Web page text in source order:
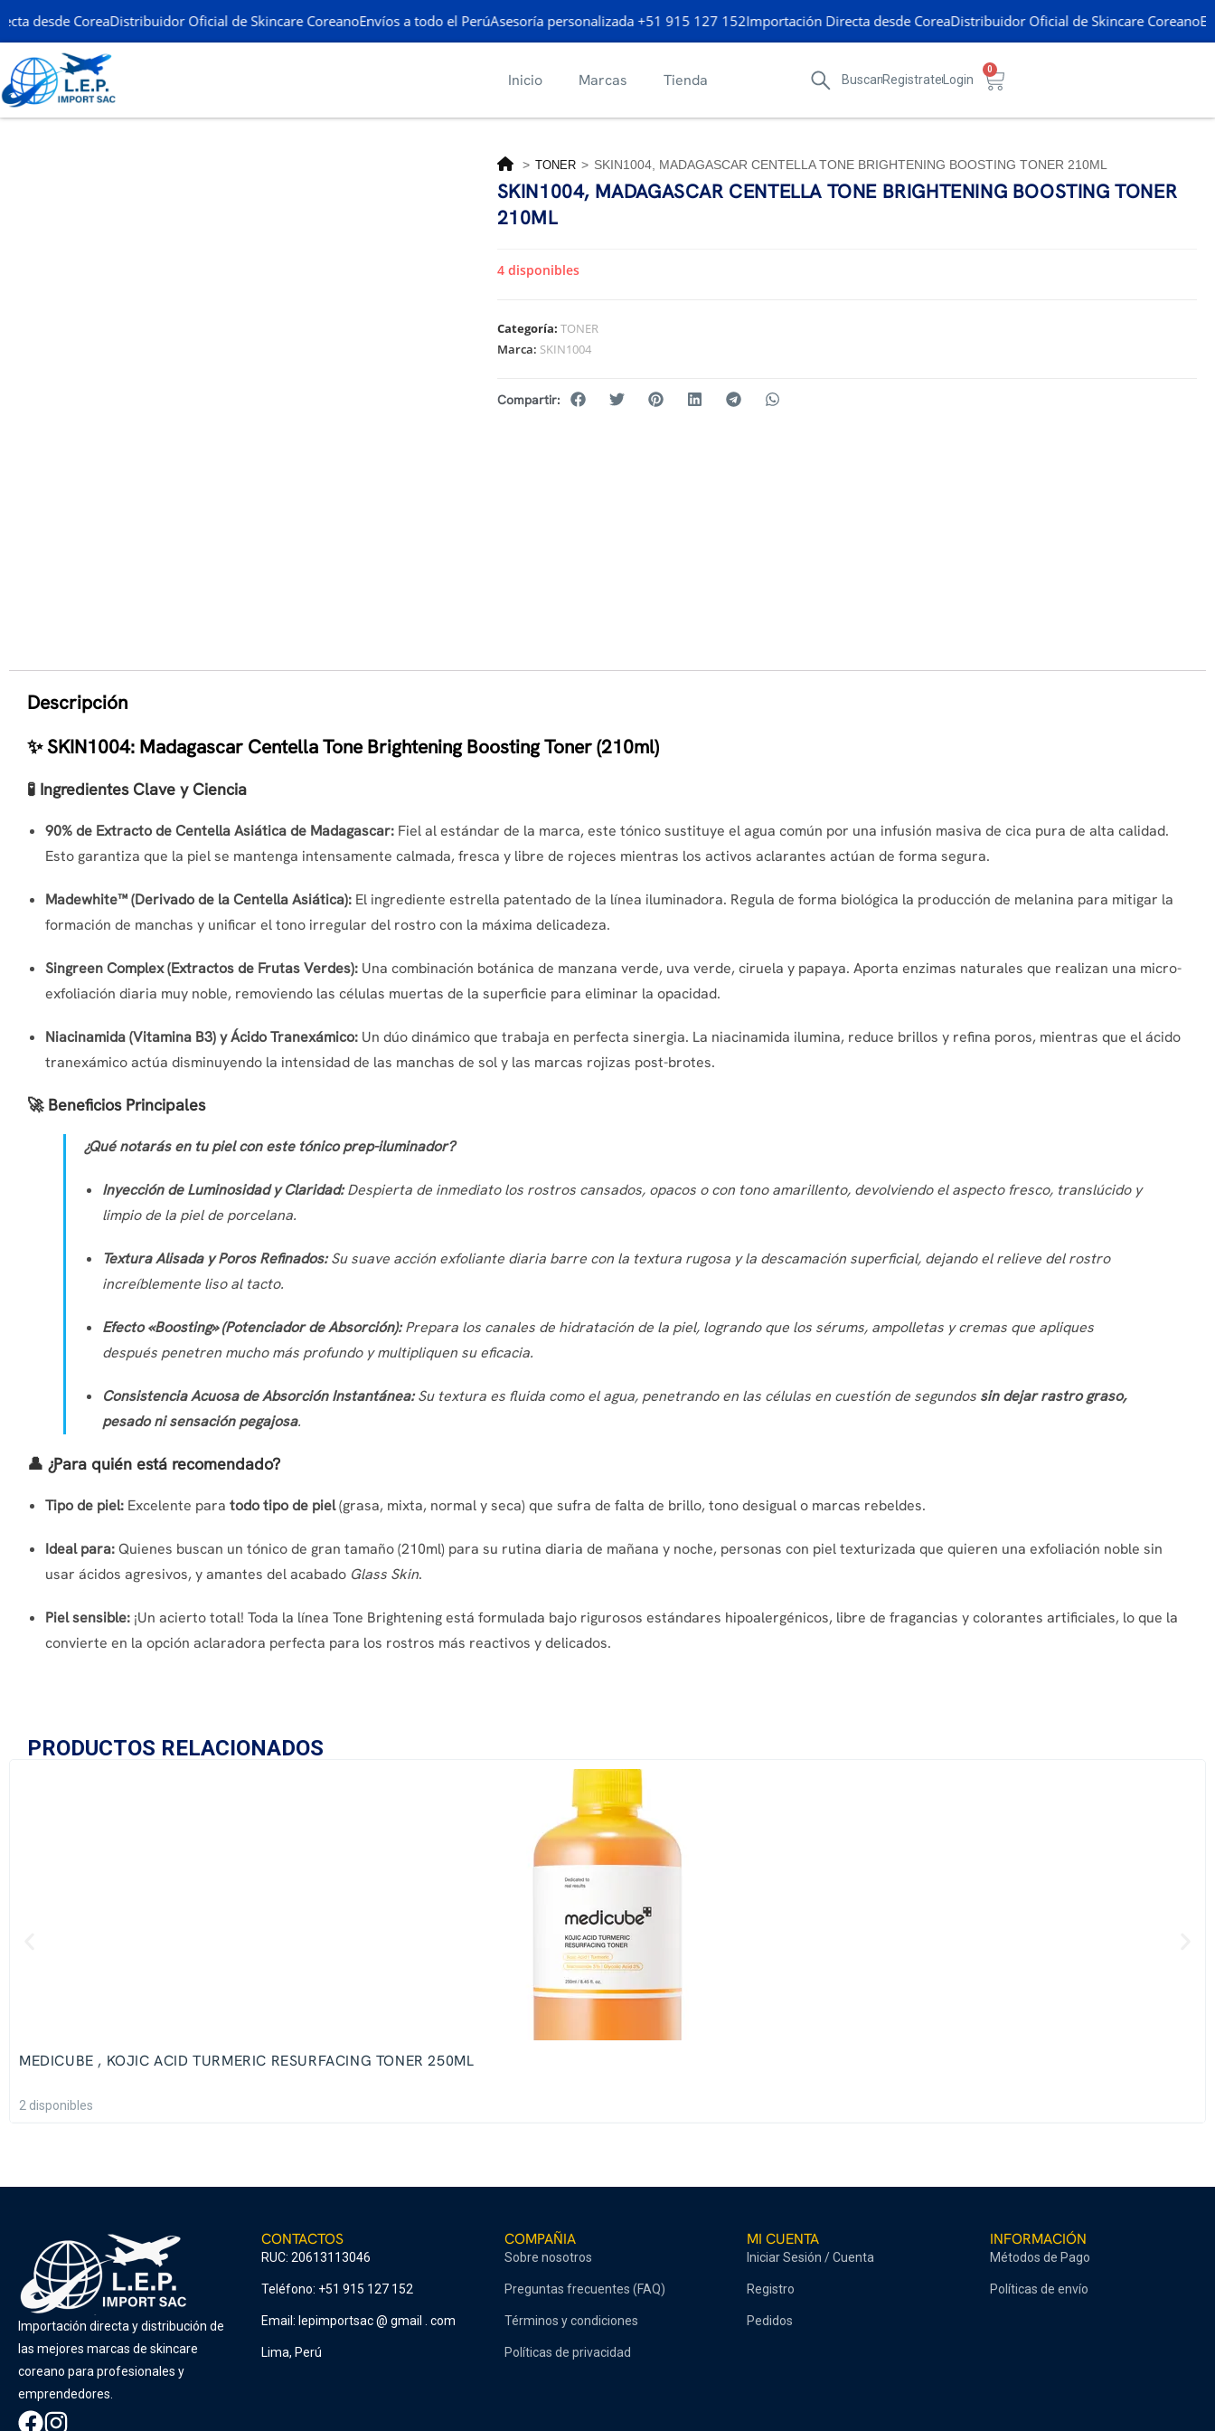
desde CoreaDistribuidor Oficial de Skincare CoreanoEnvíos a todo el PerúAsesoría personalizada +51 915 127 152Importación Directa desde CoreaDistribuidor Oficial de Skincare Coreano
Inicio Marcas Tienda BuscarRegistrate Login
0
> TONER > SKIN1004, MADAGASCAR CENTELLA TONE BRIGHTENING BOOSTING TONER 210ML
SKIN1004, MADAGASCAR CENTELLA TONE BRIGHTENING BOOSTING TONER
210ML
4 disponibles
Categoría: TONER
Marca: SKIN1004
Compartir:
Descripción
✨ SKIN1004: Madagascar Centella Tone Brightening Boosting Toner (210ml)
🧪 Ingredientes Clave y Ciencia
90% de Extracto de Centella Asiática de Madagascar: Fiel al estándar de la marca, este tónico sustituye el agua común por una infusión masiva de cica pura de alta calidad.
Esto garantiza que la piel se mantenga intensamente calmada, fresca y libre de rojeces mientras los activos aclarantes actúan de forma segura.
Madewhite™ (Derivado de la Centella Asiática): El ingrediente estrella patentado de la línea iluminadora. Regula de forma biológica la producción de melanina para mitigar la
formación de manchas y unificar el tono irregular del rostro con la máxima delicadeza.
Singreen Complex (Extractos de Frutas Verdes): Una combinación botánica de manzana verde, uva verde, ciruela y papaya. Aporta enzimas naturales que realizan una micro-
exfoliación diaria muy noble, removiendo las células muertas de la superficie para eliminar la opacidad.
Niacinamida (Vitamina B3) y Ácido Tranexámico: Un dúo dinámico que trabaja en perfecta sinergia. La niacinamida ilumina, reduce brillos y refina poros, mientras que el ácido
tranexámico actúa disminuyendo la intensidad de las manchas de sol y las marcas rojizas post-brotes.
🚀 Beneficios Principales
¿Qué notarás en tu piel con este tónico prep-iluminador?
Inyección de Luminosidad y Claridad:Despierta de inmediato los rostros cansados, opacos o con tono amarillento, devolviendo el aspecto fresco, translúcido y
limpio de la piel de porcelana.
Textura Alisada y Poros Refinados:Su suave acción exfoliante diaria barre con la textura rugosa y la descamación superficial, dejando el relieve del rostro
increíblemente liso al tacto.
Efecto «Boosting» (Potenciador de Absorción):Prepara los canales de hidratación de la piel, logrando que los sérums, ampolletas y cremas que apliques
después penetren mucho más profundo y multipliquen su eficacia.
Consistencia Acuosa de Absorción Instantánea:Su textura es fluida como el agua, penetrando en las células en cuestión de segundos sin dejar rastro graso,
pesado ni sensación pegajosa.
👤 ¿Para quién está recomendado?
Tipo de piel: Excelente para todo tipo de piel(grasa, mixta, normal y seca) que sufra de falta de brillo, tono desigual o marcas rebeldes.
Ideal para:Quienes buscan un tónico de gran tamaño (210ml) para su rutina diaria de mañana y noche, personas con piel texturizada que quieren una exfoliación noble sin
usar ácidos agresivos, y amantes del acabado Glass Skin.
Piel sensible: ¡Un acierto total! Toda la línea Tone Brightening está formulada bajo rigurosos estándares hipoalergénicos, libre de fragancias y colorantes artificiales, lo que la
convierte en la opción aclaradora perfecta para los rostros más reactivos y delicados.
PRODUCTOS RELACIONADOS
MEDICUBE , KOJIC ACID TURMERIC RESURFACING TONER 250ML
2 disponibles
Importación directa y distribución de
las mejores marcas de skincare
coreano para profesionales y
emprendedores.
CONTACTOS
RUC: 20613113046
Teléfono: +51 915 127 152
Email: lepimportsac @ gmail . com
Lima, Perú
COMPAÑIA
Sobre nosotros
Preguntas frecuentes (FAQ)
Términos y condiciones
Políticas de privacidad
MI CUENTA
Iniciar Sesión / Cuenta
Registro
Pedidos
INFORMACIÓN
Métodos de Pago
Políticas de envío